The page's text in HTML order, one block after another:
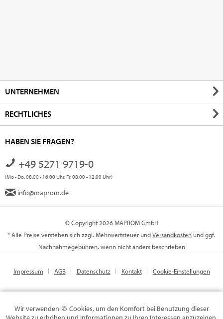
UNTERNEHMEN
RECHTLICHES
HABEN SIE FRAGEN?
+49 5271 9719-0
(Mo - Do. 08.00 - 16.00 Uhr, Fr. 08.00 - 12.00 Uhr)
info@maprom.de
© Copyright 2026 MAPROM GmbH
* Alle Preise verstehen sich zzgl. Mehrwertsteuer undVersandkosten und ggf.
Nachnahmegebühren, wenn nicht anders beschrieben
Impressum AGB Datenschutz Kontakt Cookie-Einstellungen
Wir verwenden
Cookies, um den Komfort bei Benutzung dieser